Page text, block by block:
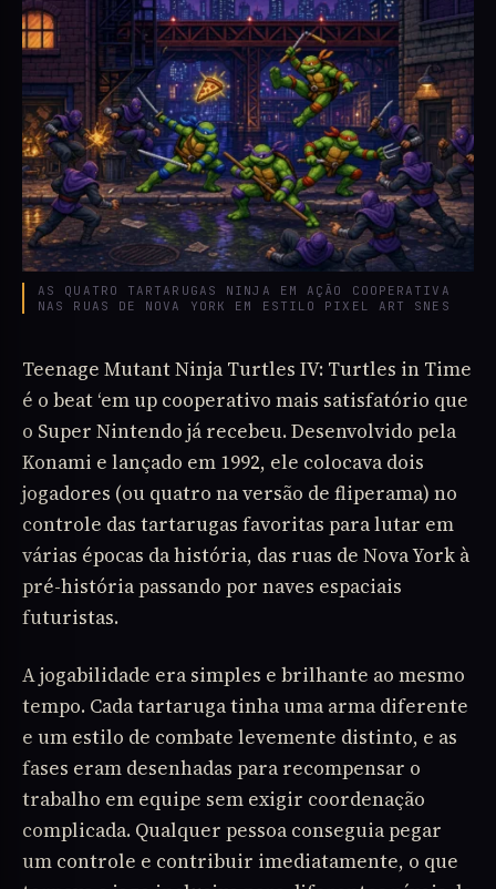
AS QUATRO TARTARUGAS NINJA EM AÇÃO COOPERATIVA
NAS RUAS DE NOVA YORK EM ESTILO PIXEL ART SNES
Teenage Mutant Ninja Turtles IV: Turtles in Time
é o beat ‘em up cooperativo mais satisfatório que
o Super Nintendo já recebeu. Desenvolvido pela
Konami e lançado em 1992, ele colocava dois
jogadores (ou quatro na versão de fliperama) no
controle das tartarugas favoritas para lutar em
várias épocas da história, das ruas de Nova York à
pré-história passando por naves espaciais
futuristas.
A jogabilidade era simples e brilhante ao mesmo
tempo. Cada tartaruga tinha uma arma diferente
e um estilo de combate levemente distinto, e as
fases eram desenhadas para recompensar o
trabalho em equipe sem exigir coordenação
complicada. Qualquer pessoa conseguia pegar
um controle e contribuir imediatamente, o que